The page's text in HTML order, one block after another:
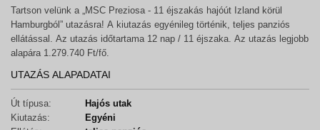
Tartson velünk a „MSC Preziosa - 11 éjszakás hajóút Izland körül
Hamburgból” utazásra! A kiutazás egyénileg történik, teljes panziós
ellátással. Az utazás időtartama 12 nap / 11 éjszaka. Az utazás legjobb
alapára 1.279.740 Ft/fő.
UTAZÁS ALAPADATAI
Út típusa:
Hajós utak
Kiutazás:
Egyéni